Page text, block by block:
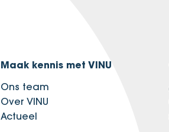
Maak kennis met VINU
Ons team
Over VINU
Actueel